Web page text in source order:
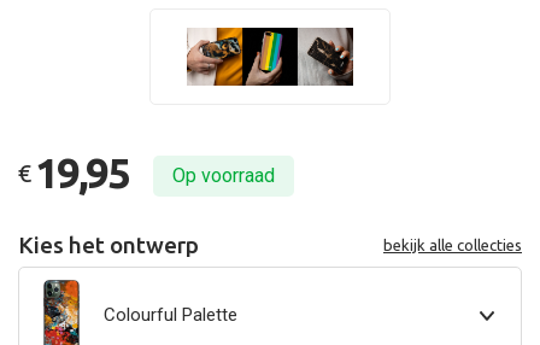
€ 19,95 Op voorraad
Kies het ontwerp bekijk alle collecties
Colourful Palette